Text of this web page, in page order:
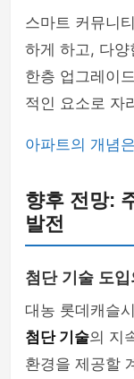
스마트 커뮤니
하게 하고, 다
한층 업그레이
적인 요소로 자
아파트의 개념
향후 전망:
발전
첨단 기술 도
대농 롯데캐슬
첨단 기술의 지
환경을 제공할